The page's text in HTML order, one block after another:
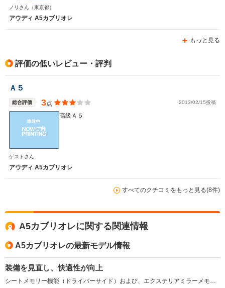
ノリさん （東京都）
アウディ A5カブリオレ
もっと見る
評価の低いレビュー・評判
Ａ５
総合評価 3点 2013/02/15投稿
高級Ａ５
ゲストさん
アウディ A5カブリオレ
すべてのクチコミをもっと見る(8件)
A5カブリオレに関する関連情報
A5カブリオレの最新モデル情報
装備を見直し、快適性が向上